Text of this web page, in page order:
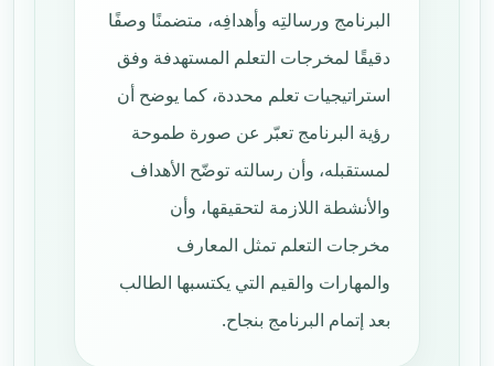
البرنامج ورسالتِه وأهدافِه، متضمنًا وصفًا
دقيقًا لمخرجات التعلم المستهدفة وفق
استراتيجيات تعلم محددة، كما يوضح أن
رؤية البرنامج تعبّر عن صورة طموحة
لمستقبله، وأن رسالته توضّح الأهداف
والأنشطة اللازمة لتحقيقها، وأن
مخرجات التعلم تمثل المعارف
والمهارات والقيم التي يكتسبها الطالب
بعد إتمام البرنامج بنجاح.